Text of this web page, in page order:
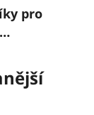
pro